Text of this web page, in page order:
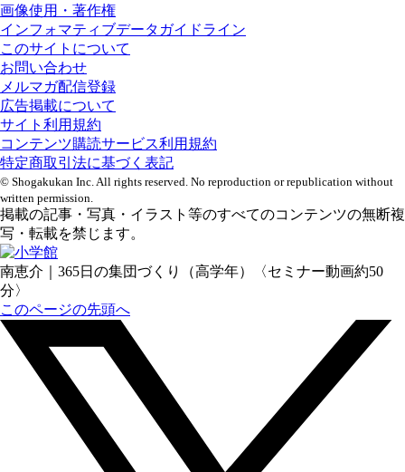
画像使用・著作権
インフォマティブデータガイドライン
このサイトについて
お問い合わせ
メルマガ配信登録
広告掲載について
サイト利用規約
コンテンツ購読サービス利用規約
特定商取引法に基づく表記
© Shogakukan Inc. All rights reserved. No reproduction or republication without
written permission.
掲載の記事・写真・イラスト等のすべてのコンテンツの無断複
写・転載を禁じます。
南恵介｜365日の集団づくり（高学年）〈セミナー動画約50
分〉
このページの先頭へ